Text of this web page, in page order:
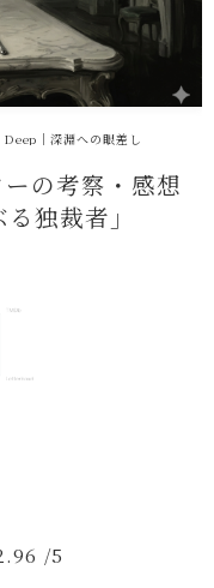
｜深淵への眼差し
の考察・感想
独裁者」
/5